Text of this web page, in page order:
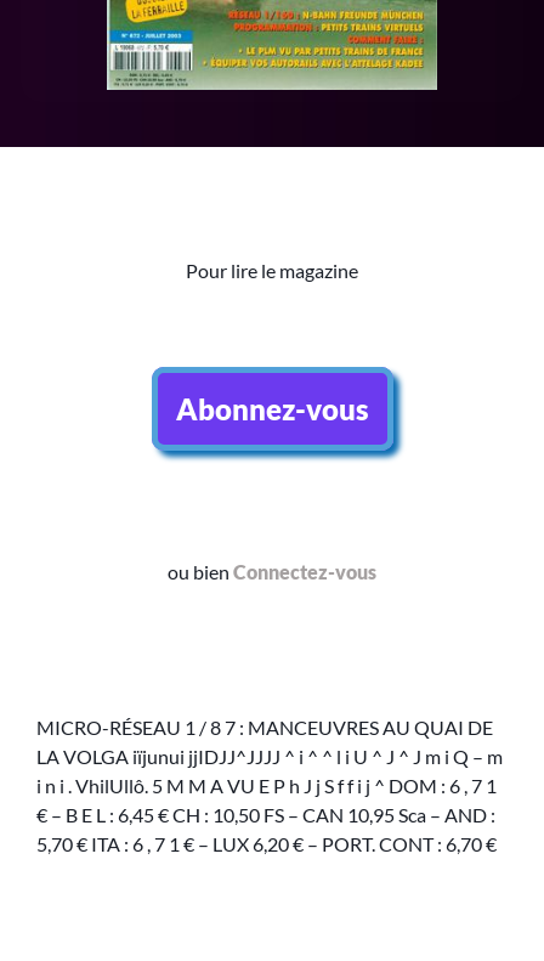
Pour lire le magazine
Abonnez-vous
ou bien Connectez-vous
MICRO-RÉSEAU 1 / 8 7 : MANCEUVRES AU QUAI DE
LA VOLGA iïjunui jjIDJJ^JJJJ ^ i ^ ^ l i U ^ J ^ J m i Q – m
i n i . VhilUllô. 5 M M A VU E P h J j S f f i j ^ DOM : 6 , 7 1
€ – B E L : 6,45 € CH : 10,50 FS – CAN 10,95 Sca – AND :
5,70 € ITA : 6 , 7 1 € – LUX 6,20 € – PORT. CONT : 6,70 €